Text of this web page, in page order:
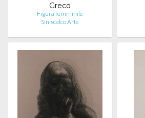
Greco
Figura femminile
Siniscalco Arte